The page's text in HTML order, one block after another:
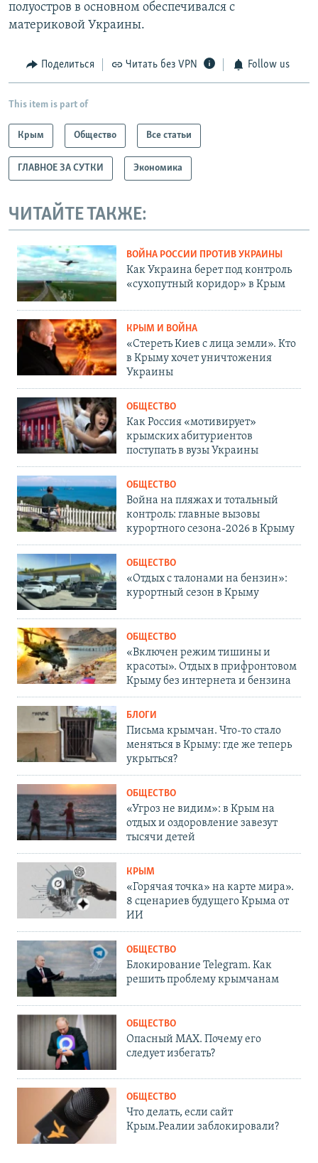
полуостров в основном обеспечивался с
материковой Украины.
Поделиться Читать без VPN Follow us
This item is part of
Крым Общество Все статьи
ГЛАВНОЕ ЗА СУТКИ Экономика
ЧИТАЙТЕ ТАКЖЕ:
ВОЙНА РОССИИ ПРОТИВ УКРАИНЫ
Как Украина берет под контроль
«сухопутный коридор» в Крым
КРЫМ И ВОЙНА
«Стереть Киев с лица земли». Кто
в Крыму хочет уничтожения
Украины
ОБЩЕСТВО
Как Россия «мотивирует»
крымских абитуриентов
поступать в вузы Украины
ОБЩЕСТВО
Война на пляжах и тотальный
контроль: главные вызовы
курортного сезона-2026 в Крыму
ОБЩЕСТВО
«Отдых с талонами на бензин»:
курортный сезон в Крыму
ОБЩЕСТВО
«Включен режим тишины и
красоты». Отдых в прифронтовом
Крыму без интернета и бензина
БЛОГИ
Письма крымчан. Что-то стало
меняться в Крыму: где же теперь
укрыться?
ОБЩЕСТВО
«Угроз не видим»: в Крым на
отдых и оздоровление завезут
тысячи детей
КРЫМ
«Горячая точка» на карте мира».
8 сценариев будущего Крыма от
ИИ
ОБЩЕСТВО
Блокирование Telegram. Как
решить проблему крымчанам
ОБЩЕСТВО
Опасный MAX. Почему его
следует избегать?
ОБЩЕСТВО
Что делать, если сайт
Крым.Реалии заблокировали?